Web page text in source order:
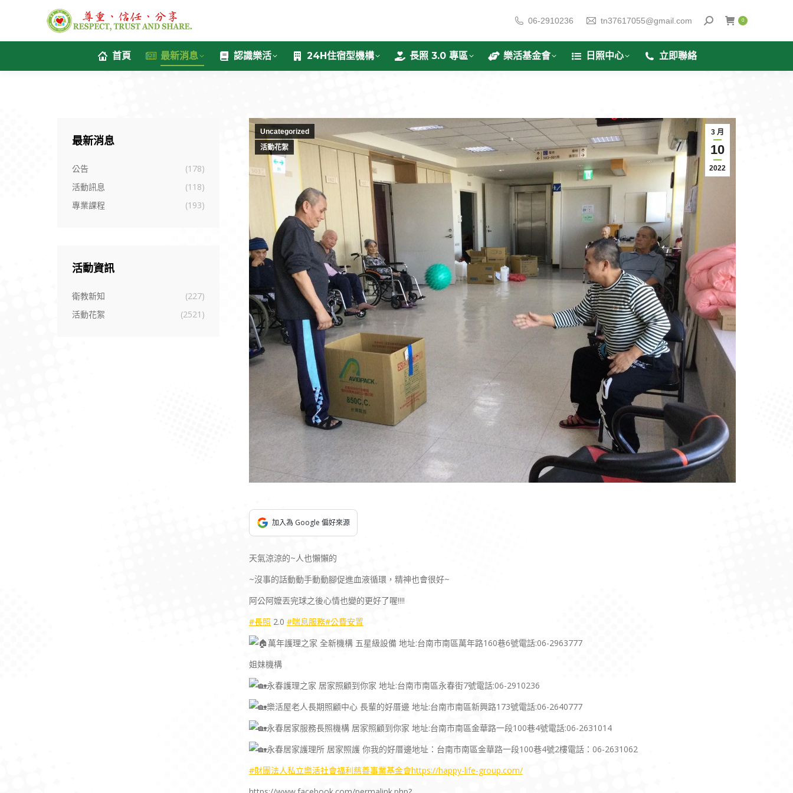
06-2910236 tn37617055@gmail.com 0
首頁 最新消息 認識樂活 24H住宿型機構 長照 3.0 專區 樂活基金會 日照中心 立即聯絡
3 月
10
2022
Uncategorized
活動花絮
加入為 Google 偏好來源
天氣涼涼的~人也懶懶的
~沒事的話動動手動動腳促進血液循環，精神也會很好~
阿公阿嬤丟完球之後心情也變的更好了喔!!!!
#長照 2.0 #喘息服務#公費安置
萬年護理之家 全新機構 五星級設備 地址:台南市南區萬年路160巷6號電話:06-2963777
姐妹機構
永春護理之家 居家照顧到你家 地址:台南市南區永春街7號電話:06-2910236
樂活屋老人長期照顧中心 長輩的好厝邊 地址:台南市南區新興路173號電話:06-2640777
永春居家服務長照機構 居家照顧到你家 地址:台南市南區金華路一段100巷4號電話:06-2631014
永春居家護理所 居家照護 你我的好厝邊地址：台南市南區金華路一段100巷4號2樓電話：06-2631062
#財團法人私立樂活社會福利慈善事業基金會https://happy-life-group.com/
最新消息
公告
(178)
活動訊息
(118)
專業課程
(193)
活動資訊
衛教新知
(227)
活動花絮
(2521)